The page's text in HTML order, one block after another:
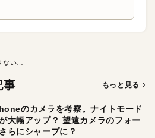
事 もっと見る
のカメラを考察。ナイトモード
大幅アップ？ 望遠カメラのフォー
らにシャープに？